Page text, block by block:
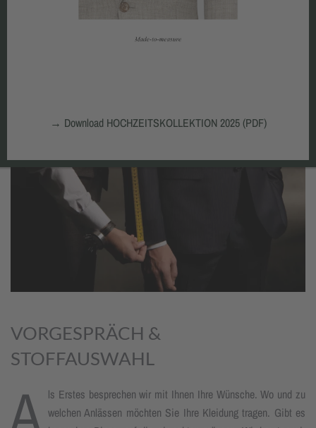
VORGESPRÄCH &
STOFFAUSWAHL
A ls Erstes besprechen wir mit Ihnen Ihre Wünsche. Wo und zu
welchen Anlässen möchten Sie Ihre Kleidung tragen. Gibt es
→ Download HOCHZEITSKOLLEKTION 2025 (PDF)